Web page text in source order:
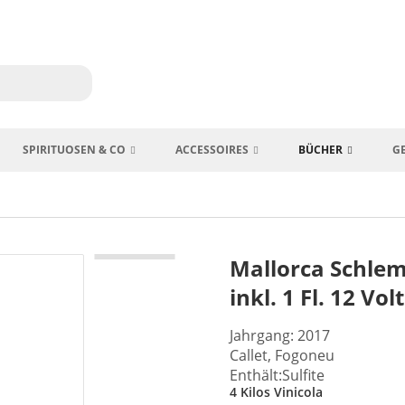
SPIRITUOSEN & CO ACCESSOIRES BÜCHER
Mallorca
inkl. 1 Fl. 12 Volt
Jahrgang: 2017
Callet, Fogoneu
Enthält:Sulfite
4 Kilos Vinicola